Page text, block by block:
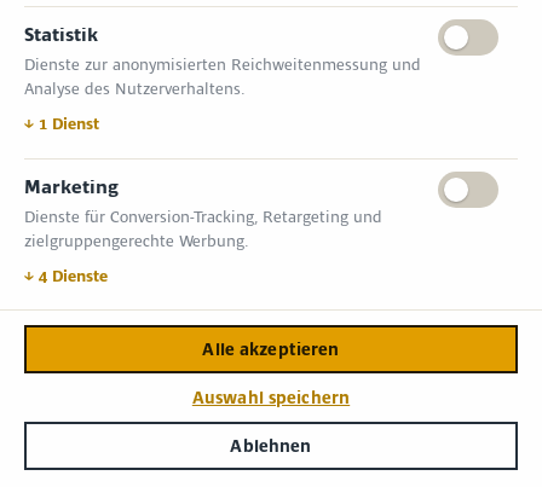
Statistik
Dienste zur anonymisierten Reichweitenmessung und
Analyse des Nutzerverhaltens.
↓ 1 Dienst
Marketing
Dienste für Conversion-Tracking, Retargeting und
zielgruppengerechte Werbung.
↓ 4 Dienste
Ablehnen
Auswahl speichern
Alle akzeptieren